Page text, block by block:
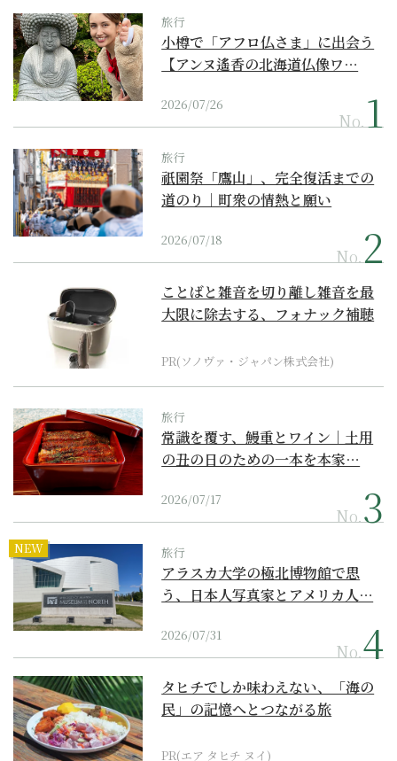
旅行
小樽で「アフロ仏さま」に出会う
【アンヌ遙香の北海道仏像ワ…
2026/07/26
No.
旅行
祇園祭「鷹山」、完全復活までの
道のり｜町衆の情熱と願い
2026/07/18
No.
ことばと雑音を切り離し雑音を最
大限に除去する、フォナック補聴
PR(ソノヴァ・ジャパン株式会社)
旅行
常識を覆す、鰻重とワイン｜土用
の丑の日のための一本を本家…
2026/07/17
No.
NEW 旅行
アラスカ大学の極北博物館で思
う、日本人写真家とアメリカ人…
2026/07/31
No.
タヒチでしか味わえない、「海の
民」の記憶へとつながる旅
PR(エア タヒチ ヌイ)